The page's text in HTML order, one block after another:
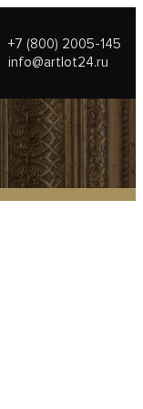
+7 (800) 2005-145
info@artlot24.ru